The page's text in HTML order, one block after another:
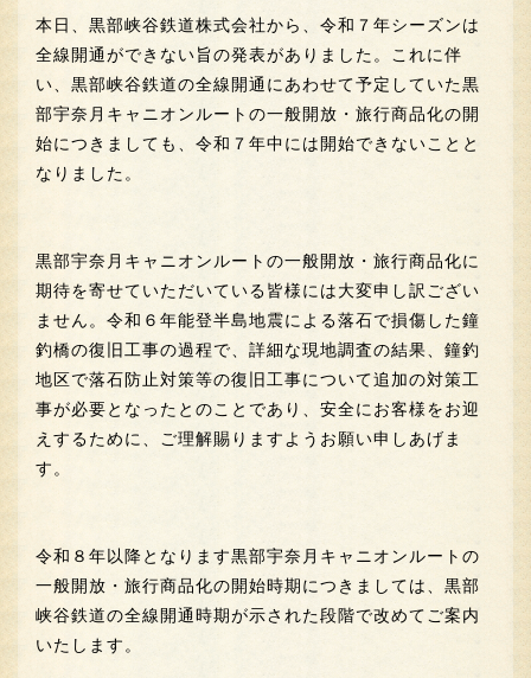
本日、黒部峡谷鉄道株式会社から、令和７年シーズンは
全線開通ができない旨の発表がありました。これに伴
い、黒部峡谷鉄道の全線開通にあわせて予定していた黒
部宇奈月キャニオンルートの一般開放・旅行商品化の開
始につきましても、令和７年中には開始できないことと
なりました。
黒部宇奈月キャニオンルートの一般開放・旅行商品化に
期待を寄せていただいている皆様には大変申し訳ござい
ません。令和６年能登半島地震による落石で損傷した鐘
釣橋の復旧工事の過程で、詳細な現地調査の結果、鐘釣
地区で落石防止対策等の復旧工事について追加の対策工
事が必要となったとのことであり、安全にお客様をお迎
えするために、ご理解賜りますようお願い申しあげま
す。
令和８年以降となります黒部宇奈月キャニオンルートの
一般開放・旅行商品化の開始時期につきましては、黒部
峡谷鉄道の全線開通時期が示された段階で改めてご案内
いたします。